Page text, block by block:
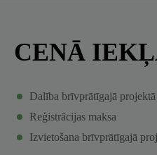
CENĀ
Dalība brīvprātīgajā projektā
Reģistrācijas maksa
Izvietošana brīvprātīgajā